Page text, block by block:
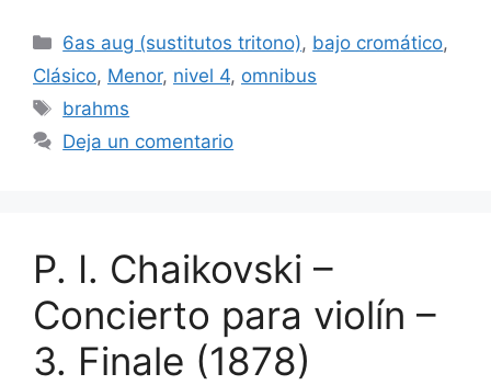
Categorías
6as aug (sustitutos tritono), bajo cromático,
Clásico, Menor, nivel 4, omnibus
Etiquetas
brahms
Deja un comentario
P. I. Chaikovski –
Concierto para violín –
3. Finale (1878)